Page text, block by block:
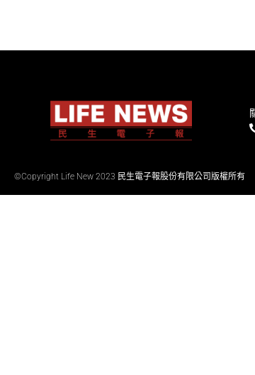
©Copyright Life New 2023 民生電子報股份有限公司版權所有